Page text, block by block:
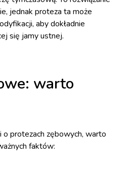
jednak proteza ta może
aby dokładnie
się jamy ustnej.
warto
o protezach zębowych, warto
faktów: